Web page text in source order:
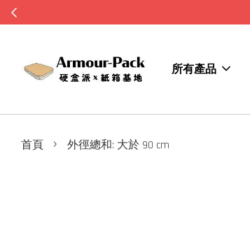
所有產品
首頁 › 外徑總和: 大於 90 cm